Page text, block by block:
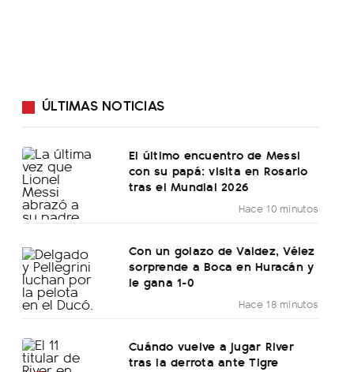
ÚLTIMAS NOTICIAS
El último encuentro de Messi
con su papá: visita en Rosario
tras el Mundial 2026
Hace 10 minutos
Con un golazo de Valdez, Vélez
sorprende a Boca en Huracán y
le gana 1-0
Hace 18 minutos
Cuándo vuelve a jugar River
tras la derrota ante Tigre